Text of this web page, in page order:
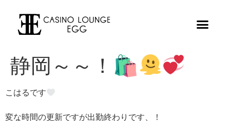
静岡～～！🛍
こはるです
変な時間の更新ですが出勤終わりです、！